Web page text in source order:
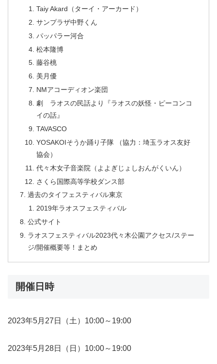
Taiy Akard（ターイ・アーカード）
サンプラザ中野くん
パッパラー河合
松本隆博
藤谷桃
美月優
NMアコーディオン楽団
劇 ラオスの民話より『ラオスの妖怪・ピーコンコ
イの話』
TAVASCO
YOSAKOIそうか踊り子隊 （協力：埼玉ラオス友好
協会）
代々木女子音楽院（よよぎじょしおんがくいん）
さくら国際高等学校ダンス部
過去のタイフェスティバル東京
2019年ラオスフェスティバル
公式サイト
ラオスフェスティバル2023代々木公園アクセス/ステー
ジ/開催概要等！まとめ
開催日時
2023年5月27日（土）10:00～19:00
2023年5月28日（日）10:00～19:00